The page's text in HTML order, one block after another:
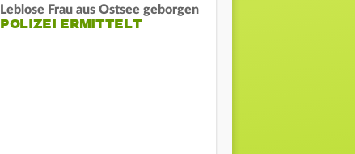
Leblose Frau aus Ostsee geborgen
POLIZEI ERMITTELT